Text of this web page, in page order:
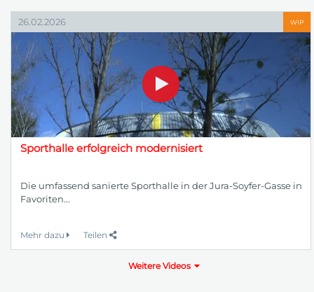
26.02.2026 WIP
Sporthalle erfolgreich modernisiert
Die umfassend sanierte Sporthalle in der Jura-Soyfer-Gasse in
Favoriten...
Mehr dazu Teilen
Weitere Videos